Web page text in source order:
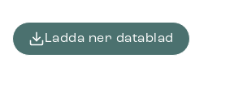
Ladda ner datablad